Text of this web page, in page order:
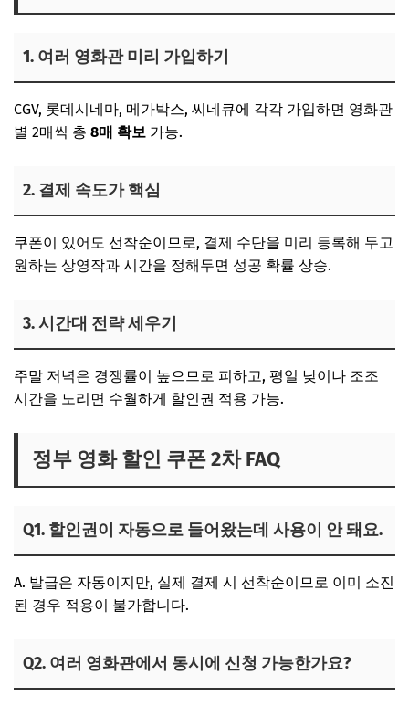
1. 여러 영화관 미리 가입하기
CGV, 롯데시네마, 메가박스, 씨네큐에 각각 가입하면 영화관
별 2매씩 총 8매 확보 가능.
2. 결제 속도가 핵심
쿠폰이 있어도 선착순이므로, 결제 수단을 미리 등록해 두고
원하는 상영작과 시간을 정해두면 성공 확률 상승.
3. 시간대 전략 세우기
주말 저녁은 경쟁률이 높으므로 피하고, 평일 낮이나 조조
시간을 노리면 수월하게 할인권 적용 가능.
정부 영화 할인 쿠폰 2차 FAQ
Q1. 할인권이 자동으로 들어왔는데 사용이 안 돼요.
A. 발급은 자동이지만, 실제 결제 시 선착순이므로 이미 소진
된 경우 적용이 불가합니다.
Q2. 여러 영화관에서 동시에 신청 가능한가요?